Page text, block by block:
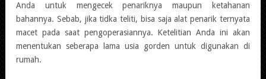
Anda untuk mengecek penariknya maupun ketahanan
bahannya. Sebab, jika tidka teliti, bisa saja alat penarik ternyata
macet pada saat pengoperasiannya. Ketelitian Anda ini akan
menentukan seberapa lama usia gorden untuk digunakan di
rumah.